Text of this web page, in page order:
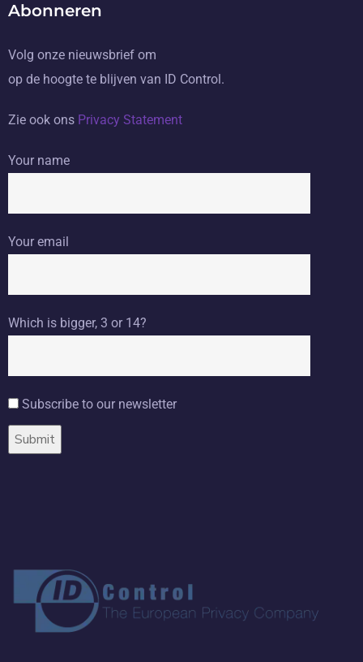
Abonneren
Volg onze nieuwsbrief om
op de hoogte te blijven van ID Control.
Zie ook ons Privacy Statement
Your name
Your email
Which is bigger, 3 or 14?
Subscribe to our newsletter